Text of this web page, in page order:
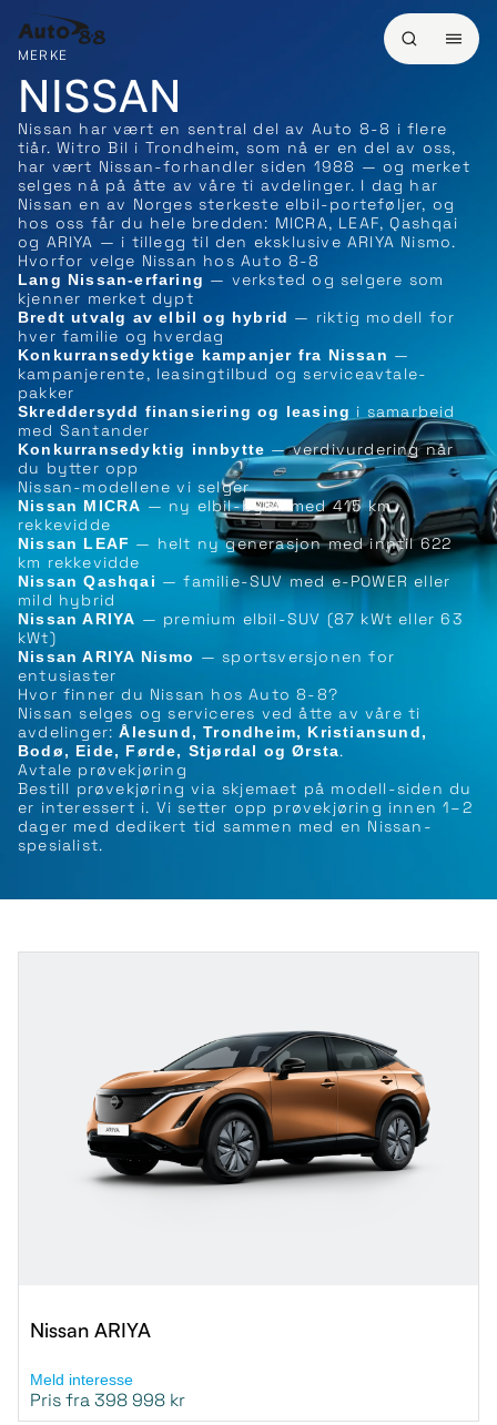
MERKE
NISSAN
Nissan har vært en sentral del av Auto 8-8 i flere
tiår. Witro Bil i Trondheim, som nå er en del av oss,
har vært Nissan-forhandler siden 1988 — og merket
selges nå på åtte av våre ti avdelinger. I dag har
Nissan en av Norges sterkeste elbil-porteføljer, og
hos oss får du hele bredden: MICRA, LEAF, Qashqai
og ARIYA — i tillegg til den eksklusive ARIYA Nismo.
Hvorfor velge Nissan hos Auto 8-8
Lang Nissan-erfaring — verksted og selgere som
kjenner merket dypt
Bredt utvalg av elbil og hybrid — riktig modell for
hver familie og hverdag
Konkurransedyktige kampanjer fra Nissan —
kampanjerente, leasingtilbud og serviceavtale-
pakker
Skreddersydd finansiering og leasing i samarbeid
med Santander
Konkurransedyktig innbytte — verdivurdering når
du bytter opp
Nissan-modellene vi selger
Nissan MICRA — ny elbil-bybil med 415 km
rekkevidde
Nissan LEAF — helt ny generasjon med inntil 622
km rekkevidde
Nissan Qashqai — familie-SUV med e-POWER eller
mild hybrid
Nissan ARIYA — premium elbil-SUV (87 kWt eller 63
kWt)
Nissan ARIYA Nismo — sportsversjonen for
entusiaster
Hvor finner du Nissan hos Auto 8-8?
Nissan selges og serviceres ved åtte av våre ti
avdelinger:Ålesund, Trondheim, Kristiansund,
Bodø, Eide, Førde, Stjørdal og Ørsta.
Avtale prøvekjøring
Bestill prøvekjøring via skjemaet på modell-siden du
er interessert i. Vi setter opp prøvekjøring innen 1–2
dager med dedikert tid sammen med en Nissan-
spesialist.
Nissan ARIYA
Meld interesse
Pris fra 398 998 kr